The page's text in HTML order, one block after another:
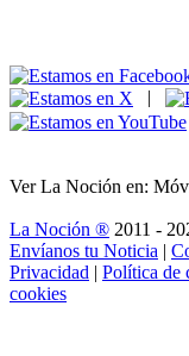
|
Ver La Noción en:
La Noción ® 2011 -
Envíanos tu Noticia |
Privacidad | Política de
cookies